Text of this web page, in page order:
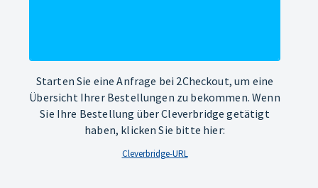
Starten Sie eine Anfrage bei 2Checkout, um eine
Übersicht Ihrer Bestellungen zu bekommen. Wenn
Sie Ihre Bestellung über Cleverbridge getätigt
haben, klicken Sie bitte hier:
Cleverbridge-URL